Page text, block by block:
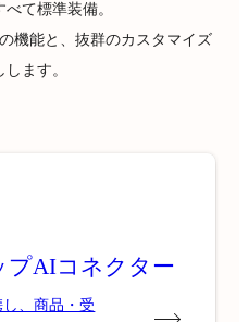
て標準装備。
機能と、抜群のカスタマイズ
ます。
プAIコネクター
、商品・受